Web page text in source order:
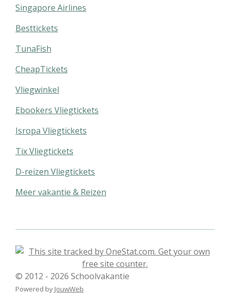
Singapore Airlines
Besttickets
TunaFish
CheapTickets
Vliegwinkel
Ebookers Vliegtickets
Isropa Vliegtickets
Tix Vliegtickets
D-reizen Vliegtickets
Meer vakantie & Reizen
© 2012 - 2026 Schoolvakantie
Powered by JouwWeb